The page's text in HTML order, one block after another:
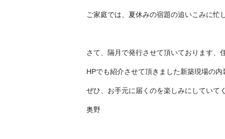
ご家庭では、夏休みの宿題の追いこみに忙
さて、隔月で発行させて頂いております、
HPでも紹介させて頂きました新築現場の
ぜひ、お手元に届くのを楽しみにしていて
奥野